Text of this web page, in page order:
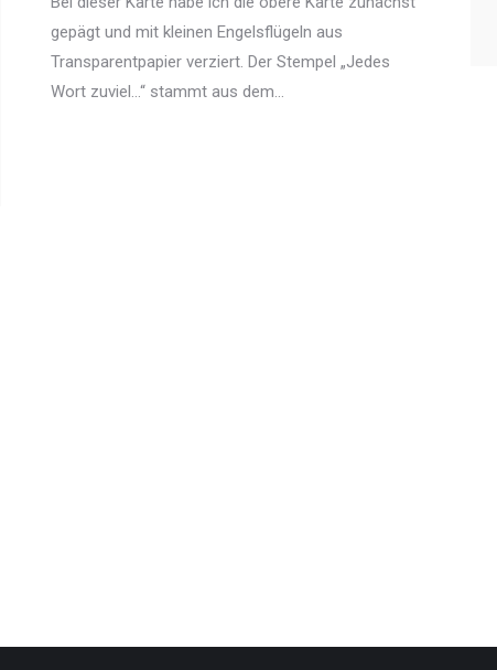
gepägt und mit kleinen Engelsflügeln aus
Transparentpapier verziert. Der Stempel „Jedes
Wort zuviel…“ stammt aus dem…